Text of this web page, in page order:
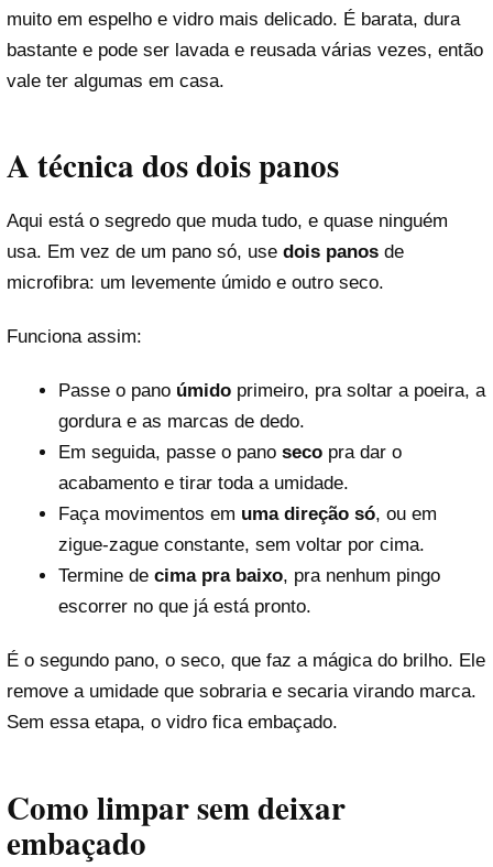
muito em espelho e vidro mais delicado. É barata, dura
bastante e pode ser lavada e reusada várias vezes, então
vale ter algumas em casa.
A técnica dos dois panos
Aqui está o segredo que muda tudo, e quase ninguém
usa. Em vez de um pano só, use dois panos de
microfibra: um levemente úmido e outro seco.
Funciona assim:
Passe o pano úmidoprimeiro, pra soltar a poeira, a
gordura e as marcas de dedo.
Em seguida, passe o pano secopra dar o
acabamento e tirar toda a umidade.
Faça movimentos em uma direção só, ou em
zigue-zague constante, sem voltar por cima.
Termine de cima pra baixo, pra nenhum pingo
escorrer no que já está pronto.
É o segundo pano, o seco, que faz a mágica do brilho. Ele
remove a umidade que sobraria e secaria virando marca.
Sem essa etapa, o vidro fica embaçado.
Como limpar sem deixar
embaçado